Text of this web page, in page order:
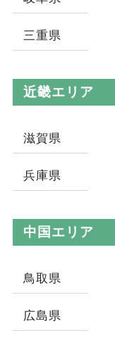
三重県
近畿エリア
滋賀県
兵庫県
中国エリア
鳥取県
広島県